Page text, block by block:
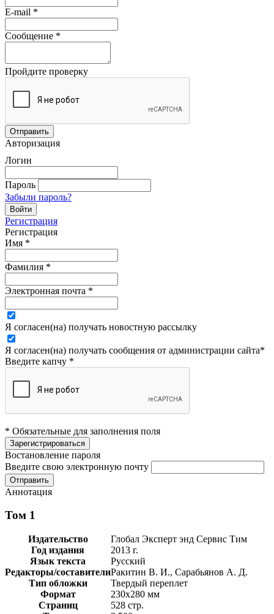
E-mail *
Сообщение *
Пройдите проверку
Авторизация
Логин
Пароль
Забыли пароль?
Регистрация
Регистрация
Имя *
Фамилия *
Электронная почта *
Я согласен(на) получать новостную рассылку
Я согласен(на) получать сообщения от администрации сайта*
Введите капчу *
* Обязательные для заполнения поля
Востановление пароля
Введите свою электронную почту
Аннотация
Том 1
Издательство
Глобал Эксперт энд Сервис Тим
Год издания
2013 г.
Язык текста
Русский
Редакторы/составителиРакитин В. И., Сарабьянов А. Д.
Тип обложки
Твердый переплет
Формат
230х280 мм
Страниц
528 стр.